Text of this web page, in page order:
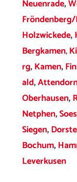
Neuenrade,
Holzwickede,
Bergkamen,
rg,Kamen,
ald,
Oberhausen,
Netphen,
Siegen,
Bochum,
Leverkusen